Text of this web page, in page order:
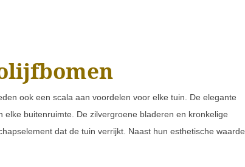
ook een scala aan voordelen voor elke tuin. De elegante
buitenruimte. De zilvergroene bladeren en kronkelige
dat de tuin verrijkt. Naast hun esthetische waarde,